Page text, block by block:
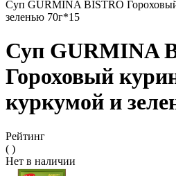
Суп GURMINA BISTRO
зеленью 70г*15
Суп GURMINA
Гороховый
куркумой и
Рейтинг
( )
Нет в наличии